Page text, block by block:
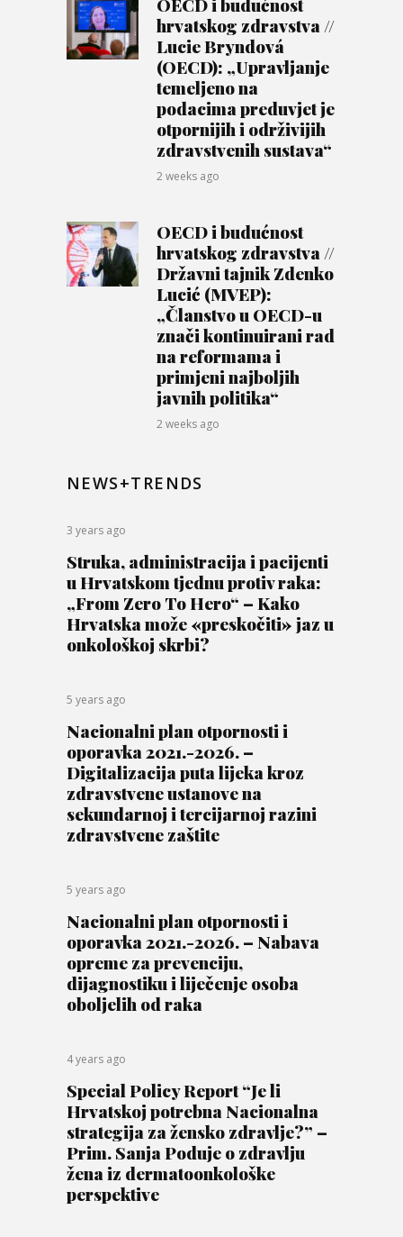
hrvatskog zdravstva //
Lucie Bryndová
(OECD): „Upravljanje
temeljeno na
podacima preduvjet je
otpornijih i održivijih
zdravstvenih sustava“
2 weeks ago
OECD i budućnost
hrvatskog zdravstva //
Državni tajnik Zdenko
Lucić (MVEP):
„Članstvo u OECD-u
znači kontinuirani rad
na reformama i
primjeni najboljih
javnih politika“
2 weeks ago
NEWS+TRENDS
3 years ago
Struka, administracija i pacijenti
u Hrvatskom tjednu protiv raka:
„From Zero To Hero“ – Kako
Hrvatska može «preskočiti» jaz u
onkološkoj skrbi?
5 years ago
Nacionalni plan otpornosti i
oporavka 2021.-2026. –
Digitalizacija puta lijeka kroz
zdravstvene ustanove na
sekundarnoj i tercijarnoj razini
zdravstvene zaštite
5 years ago
Nacionalni plan otpornosti i
oporavka 2021.-2026. – Nabava
opreme za prevenciju,
dijagnostiku i liječenje osoba
oboljelih od raka
4 years ago
Special Policy Report “Je li
Hrvatskoj potrebna Nacionalna
strategija za žensko zdravlje?” –
Prim. Sanja Poduje o zdravlju
žena iz dermatoonkološke
perspektive